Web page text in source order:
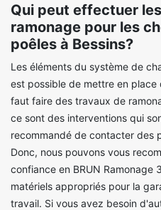
Qui peut effectuer
ramonage pour les
poêles à Bessins?
Les éléments du système de
est possible de mettre en place
faut faire des travaux de
ce sont des interventions qui
recommandé de contacter des
Donc, nous pouvons vous
confiance en BRUN Ramonage
matériels appropriés pour la
travail. Si vous avez besoin